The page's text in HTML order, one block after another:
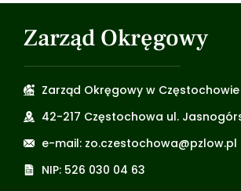
Zarząd Okręgowy
Zarząd Okręgowy w Częstochowie
42-217 Częstochowa ul.
e-mail: zo.czestochowa@pzlow.pl
NIP: 526 030 04 63